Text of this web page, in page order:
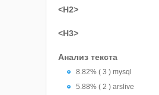
<H2>
<H3>
Анализ текста
8.82% ( 3 ) mysql
5.88% ( 2 ) arslive